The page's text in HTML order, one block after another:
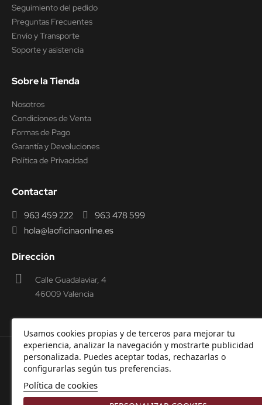
Usamos cookies propias y de terceros para mejorar tu
experiencia, analizar la navegación y mostrarte publicidad
personalizada. Puedes aceptar todas, rechazarlas o
configurarlas según tus preferencias.
Política de cookies
Seguimiento del pedido
Preguntas Frecuentes
Envío y Transporte
Soporte y asistencia
Sobre la Tienda
Nosotros
Condiciones de Venta
Formas de Pago
Garantía y Devoluciones
Política de Privacidad
Contactar
963 459 222
963 478 599
hola@laoficinaonline.es
Dirección
Calle Guadalaviar, 4
46009 Valencia
© 2000-2026 Laoficinaonline.SIDEOFFICE, S.L. CIF
B98914336 - Aviso Legal -Política de cookies
Privacidad